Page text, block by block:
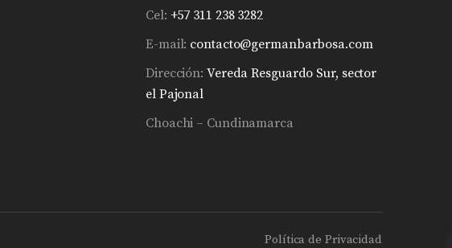
Cel: +57 311 238 3282
E-mail: contacto@germanbarbosa.com
Dirección: Vereda Resguardo Sur, sector
el Pajonal
Choachi – Cundinamarca
Política de Privacidad